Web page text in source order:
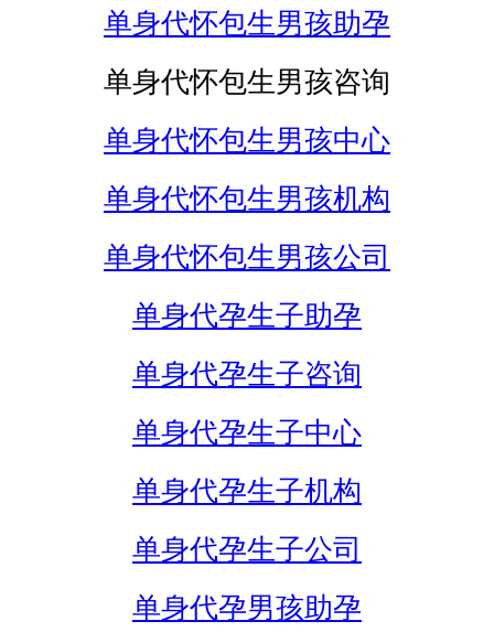
单身代怀包生男孩助孕
单身代怀包生男孩咨询
单身代怀包生男孩中心
单身代怀包生男孩机构
单身代怀包生男孩公司
单身代孕生子助孕
单身代孕生子咨询
单身代孕生子中心
单身代孕生子机构
单身代孕生子公司
单身代孕男孩助孕